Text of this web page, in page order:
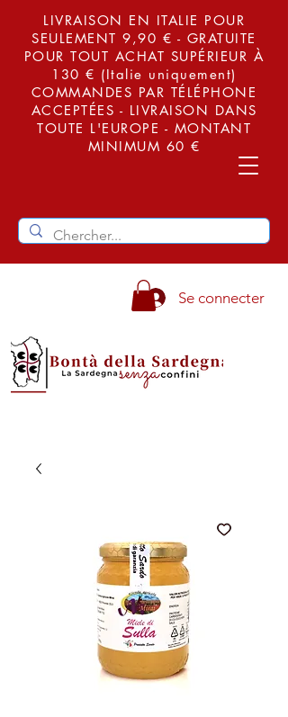
LIVRAISON EN ITALIE POUR
SEULEMENT 9,90 € - GRATUITE
POUR TOUT ACHAT SUPÉRIEUR À
130 € (Italie uniquement)
COMMANDES PAR TÉLÉPHONE
ACCEPTÉES - LIVRAISON DANS
TOUTE L'EUROPE - MONTANT
MINIMUM 60 €
Se connecter